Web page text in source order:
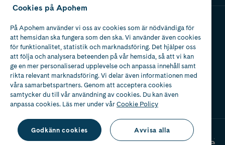
Apotek med tillstånd
av Läkemedelsverket
Cookies på Apohem
På Apohem använder vi oss av cookies som är nödvändiga för
att hemsidan ska fungera som den ska. Vi använder även cookies
för funktionalitet, statistik och marknadsföring. Det hjälper oss
att följa och analysera beteenden på vår hemsida, så att vi kan
ge en mer personaliserad upplevelse och anpassa innehåll samt
rikta relevant marknadsföring. Vi delar även informationen med
våra samarbetspartners. Genom att acceptera cookies
samtycker du till vår användning av cookies. Du kan även
anpassa cookies. Läs mer under vårCookie Policy
Godkänn cookies Avvisa alla